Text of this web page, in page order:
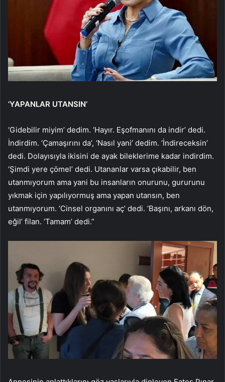
‘YAPANLAR UTANSIN’
‘Gidebilir miyim’ dedim. ‘Hayır. Eşofmanını da indir’ dedi.
İndirdim. ‘Çamaşırını da’, ‘Nasıl yani’ dedim. ‘İndireceksin’
dedi. Dolayısıyla ikisini de ayak bileklerime kadar indirdim.
‘Şimdi yere çömel’ dedi. Utananlar varsa çıkabilir, ben
utanmıyorum ama yani bu insanların onurunu, gururunu
yıkmak için yapılıyormuş ama yapan utansın, ben
utanmıyorum. ‘Cinsel organını aç’ dedi. ‘Başını, arkanı dön,
eğil’ filan. ‘Tamam’ dedi.”